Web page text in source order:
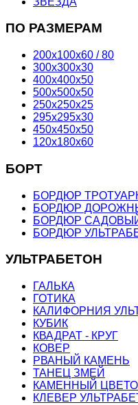
ПО РАЗМЕРАМ
200х100х60 / 80
300х300х30
400х400х50
500х500х50
250х250х25
295х295х30
450х450х50
120х180х60
БОРТ
БОРДЮР
БОРДЮР
БОРДЮР
БОРДЮР
УЛЬТРАБЕТОН
ГАЛЬКА
ГОТИКА
КАЛИФОРНИЯ
КУБИК
КВАДРАТ - КРУГ
КОВЕР
РВАНЫЙ КАМЕНЬ
ТАНЕЦ ЗМЕЙ
КАМЕННЫЙ
КЛЕВЕР